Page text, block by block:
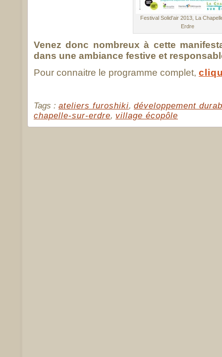
Festival Solid'air 2013, La
Erdre
Venez donc nombreux à cette
dans une ambiance festive et
Pour connaitre le programme complet,
Tags : ateliers furoshiki, développement
chapelle-sur-erdre, village écopôle